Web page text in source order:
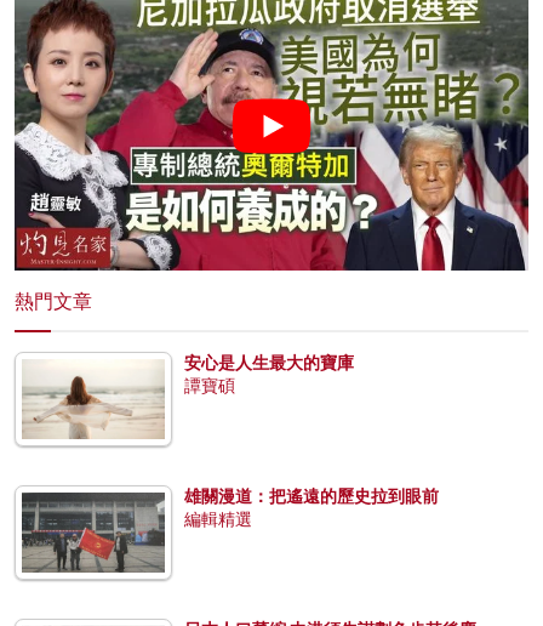
熱門文章
安心是人生最大的寶庫
譚寶碩
雄關漫道：把遙遠的歷史拉到眼前
編輯精選